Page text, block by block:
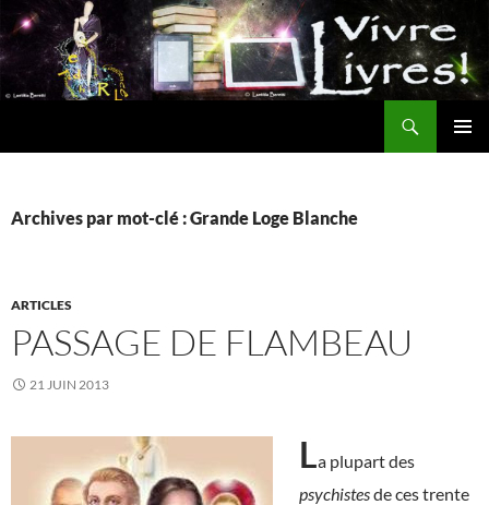
Aller
au
contenu
Archives par mot-clé : Grande Loge Blanche
ARTICLES
PASSAGE DE FLAMBEAU
21 JUIN 2013
La plupart des
psychistesde ces trente